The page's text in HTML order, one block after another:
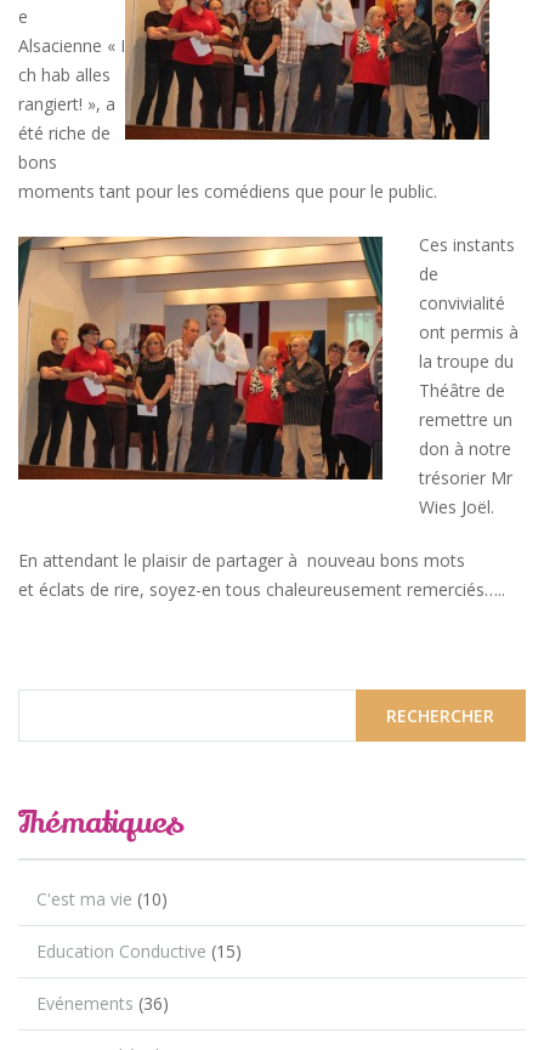
e
Alsacienne « I
ch hab alles
rangiert! », a
été riche de
bons
moments tant pour les comédiens que pour le public.
Ces instants
de
convivialité
ont permis à
la troupe du
Théâtre de
remettre un
don à notre
trésorier Mr
Wies Joël.
En attendant le plaisir de partager à nouveau bons mots
et éclats de rire, soyez-en tous chaleureusement remerciés…..
Thématiques
C'est ma vie (10)
Education Conductive (15)
Evénements (36)